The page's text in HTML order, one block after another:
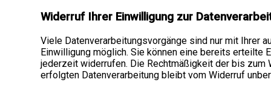
Widerruf Ihrer Einwilligung zur
Viele Datenverarbeitungsvorgänge sind nur mit Ihrer
Einwilligung möglich. Sie können eine bereits erteilte
jederzeit widerrufen. Die Rechtmäßigkeit der bis zum
erfolgten Datenverarbeitung bleibt vom Widerruf